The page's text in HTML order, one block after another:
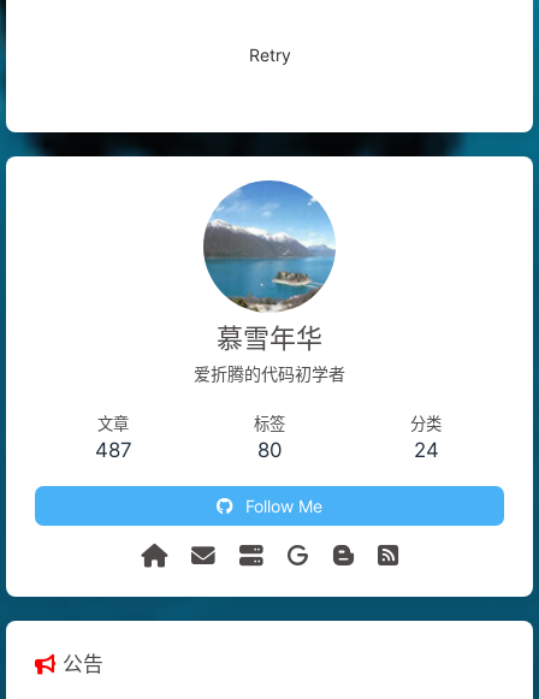
Retry
慕雪年华
爱折腾的代码初学者
文章
487
标签
80
分类
24
Follow Me
公告